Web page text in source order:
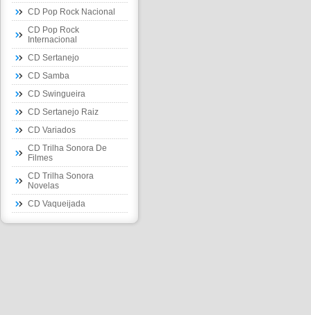
CD Pop Rock Nacional
CD Pop Rock
Internacional
CD Sertanejo
CD Samba
CD Swingueira
CD Sertanejo Raiz
CD Variados
CD Trilha Sonora De
Filmes
CD Trilha Sonora
Novelas
CD Vaqueijada